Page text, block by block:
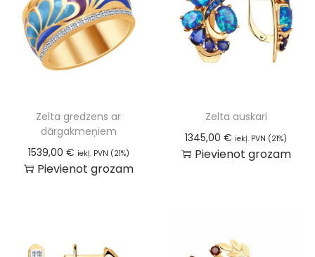
Zelta gredzens ar
dārgakmeņiem
1539,00 € iekļ. PVN (21%)
Pievienot grozam
Zelta auskari
1345,00€ iekļ. PVN (21%)
Pievienot grozam